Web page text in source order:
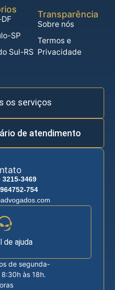
SP
Sul-RS
Transparência
Sobre nós
Termos e
Privacidade
os serviços
de atendimento
3215-3469
754
de ajuda
de segunda-
às 18h.